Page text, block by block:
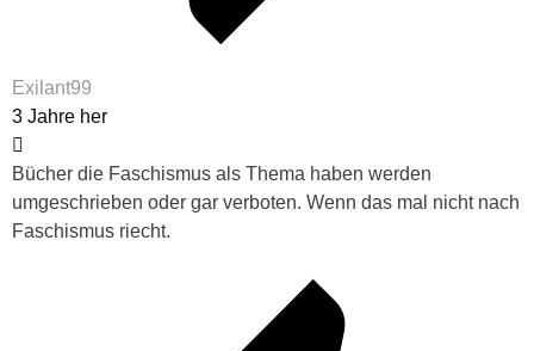
Exilant99
3 Jahre her
Bücher die Faschismus als Thema haben werden
umgeschrieben oder gar verboten. Wenn das mal nicht nach
Faschismus riecht.